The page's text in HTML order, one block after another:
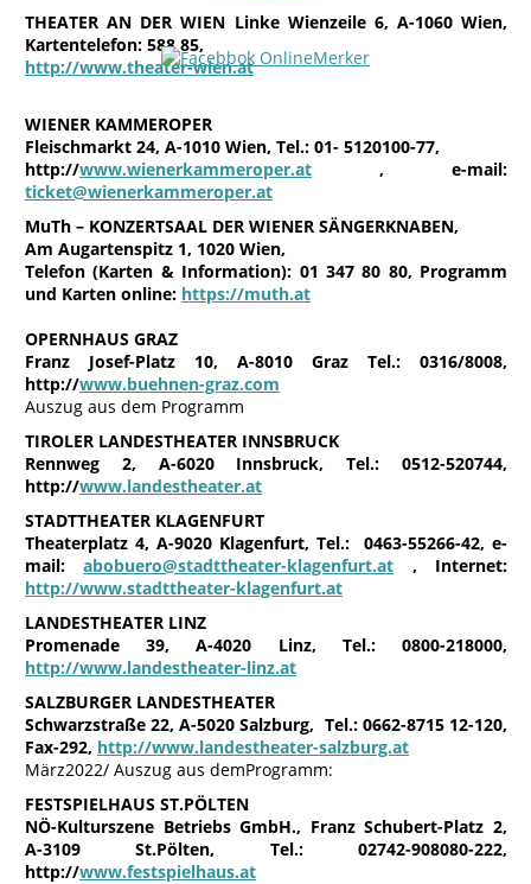
THEATER AN DER WIEN Linke Wienzeile 6, A-1060 Wien,
Kartentelefon: 588 85,
http://www.theater-wien.at
WIENER KAMMEROPER
Fleischmarkt 24, A-1010 Wien, Tel.: 01- 5120100-77,
http://www.wienerkammeroper.at , e-mail:
ticket@wienerkammeroper.at
MuTh – KONZERTSAAL DER WIENER SÄNGERKNABEN,
Am Augartenspitz 1, 1020 Wien,
Telefon (Karten & Information): 01 347 80 80, Programm
und Karten online: https://muth.at
OPERNHAUS GRAZ
Franz Josef-Platz 10, A-8010 Graz Tel.: 0316/8008,
http://www.buehnen-graz.com
Auszug aus dem Programm
TIROLER LANDESTHEATER INNSBRUCK
Rennweg 2, A-6020 Innsbruck, Tel.: 0512-520744,
http://www.landestheater.at
STADTTHEATER KLAGENFURT
Theaterplatz 4, A-9020 Klagenfurt, Tel.: 0463-55266-42, e-
mail:abobuero@stadttheater-klagenfurt.at , Internet:
http://www.stadttheater-klagenfurt.at
LANDESTHEATER LINZ
Promenade 39, A-4020 Linz, Tel.: 0800-218000,
http://www.landestheater-linz.at
SALZBURGER LANDESTHEATER
Schwarzstraße 22, A-5020 Salzburg, Tel.: 0662-8715 12-120,
Fax-292, http://www.landestheater-salzburg.at
März2022/ Auszug aus demProgramm:
FESTSPIELHAUS ST.PÖLTEN
NÖ-Kulturszene Betriebs GmbH., Franz Schubert-Platz 2,
A-3109 St.Pölten, Tel.: 02742-908080-222,
http://www.festspielhaus.at